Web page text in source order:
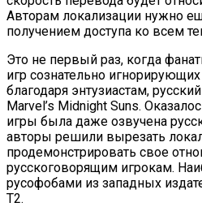
Авторам локализации нужно
получением доступа ко всем
Это не первый раз, когда
игр сознательно
благодаря энтузиастам,
Marvel’s Midnight Suns.
игры была даже озвучена
авторы решили вырезать
продемонстрировать свое
русскоговорящим игрокам.
русофобами из западных
T2.